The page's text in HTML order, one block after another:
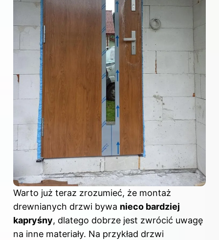
Warto już teraz zrozumieć, że montaż
drewnianych drzwi bywa nieco bardziej
kapryśny, dlatego dobrze jest zwrócić uwagę
na inne materiały. Na przykład drzwi